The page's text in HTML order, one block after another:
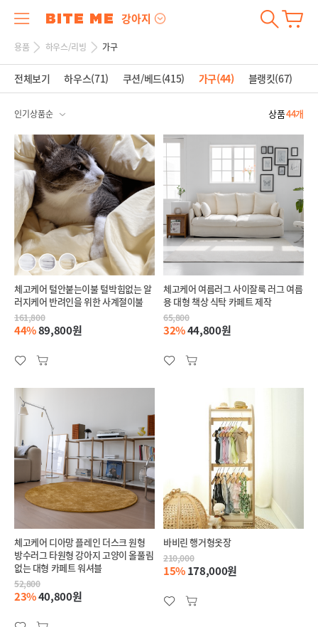
강아지
용품 하우스/리빙 가구
전체보기 하우스(71) 쿠션/베드(415) 가구(44) 블랭킷(67)
상품44개
체고케어 털안붙는이불 털박힘없는 알
러지케어 반려인을 위한 사계절이불
161,800
44%89,800원
체고케어 여름러그 사이잘룩 러그 여름
용 대형 책상 식탁 카페트 제작
65,800
32%44,800원
체고케어 디아망 플레인 더스크 원형
방수러그 타원형 강아지 고양이 올풀림
없는 대형 카페트 워셔블
52,800
23%40,800원
바비린 행거형옷장
210,000
15%178,000원